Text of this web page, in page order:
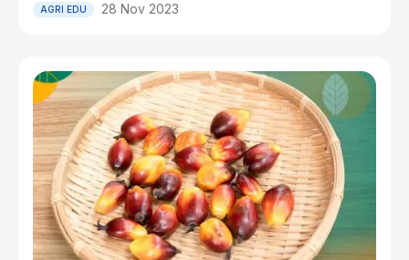
AGRI EDU 28 Nov 2023